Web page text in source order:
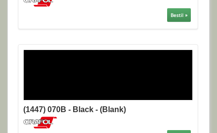
Bestil »
(1447) 070B - Black - (Blank)